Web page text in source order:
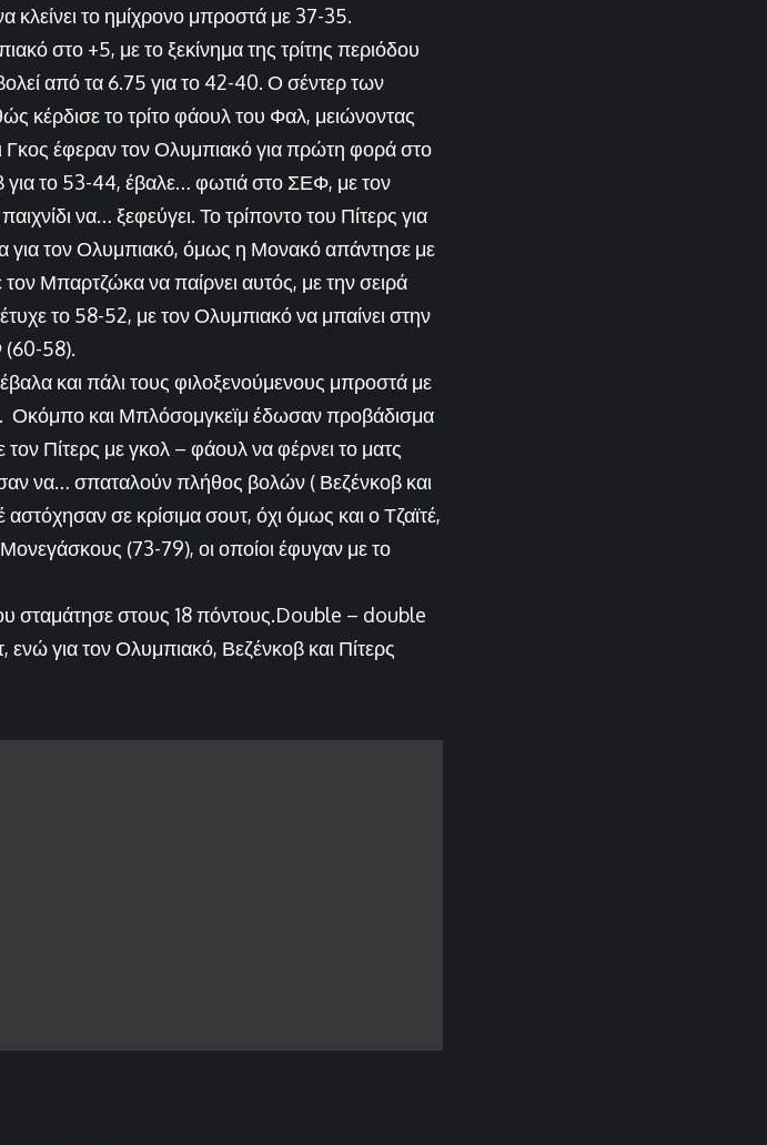
κλείνει το ημίχρονο μπροστά με 37-35.
στο +5, με το ξεκίνημα της τρίτης περιόδου
από τα 6.75 για το 42-40. Ο σέντερ των
κέρδισε το τρίτο φάουλ του Φαλ, μειώνοντας
έφεραν τον Ολυμπιακό για πρώτη φορά στο
για το 53-44, έβαλε… φωτιά στο ΣΕΦ, με τον
να… ξεφεύγει. Το τρίποντο του Πίτερς για
για τον Ολυμπιακό, όμως η Μονακό απάντησε με
Μπαρτζώκα να παίρνει αυτός, με την σειρά
το 58-52, με τον Ολυμπιακό να μπαίνει στην
(60-58).
και πάλι τους φιλοξενούμενους μπροστά με
Οκόμπο και Μπλόσομγκεϊμ έδωσαν προβάδισμα
Πίτερς με γκολ – φάουλ να φέρνει το ματς
να… σπαταλούν πλήθος βολών ( Βεζένκοβ και
σε κρίσιμα σουτ, όχι όμως και ο Τζαϊτέ,
(73-79), οι οποίοι έφυγαν με το
σταμάτησε στους 18 πόντους.Double – double
ενώ για τον Ολυμπιακό, Βεζένκοβ και Πίτερς